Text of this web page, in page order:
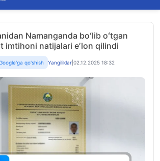
Namanganda boʻlib oʻtgan
imtihoni natijalari eʼlon qilindi
qo'shish Yangiliklar 02.12.2025 18:32